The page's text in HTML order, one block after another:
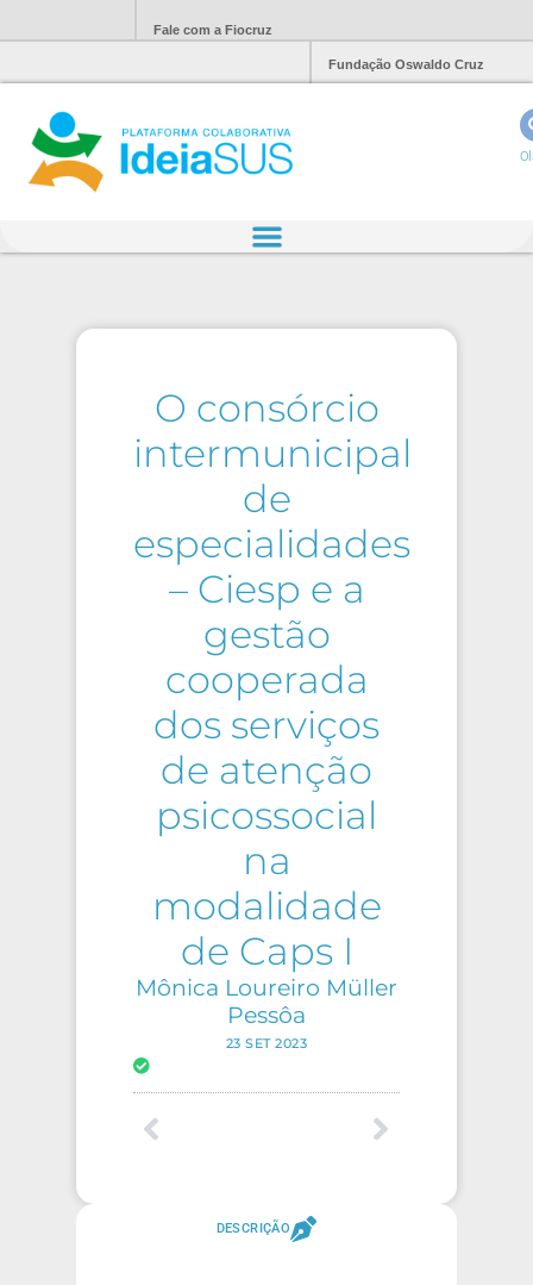
Fale com a Fiocruz
Fundação Oswaldo Cruz
O consórcio
intermunicipal
de
especialidades
– Ciesp e a
gestão
cooperada
dos serviços
de atenção
psicossocial
na
modalidade
de Caps I
Mônica Loureiro Müller
Pessôa
23 SET 2023
DESCRIÇÃO